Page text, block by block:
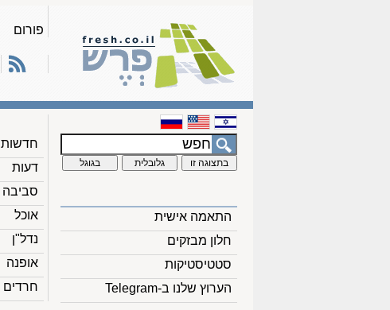
פורום
התאמה אישית
חלון מבזקים
סטטיסטיקות
הערוץ שלנו ב-Telegram
חדשות
דעות
סביבה
אוכל
נדל"ן
אופנה
חרדים